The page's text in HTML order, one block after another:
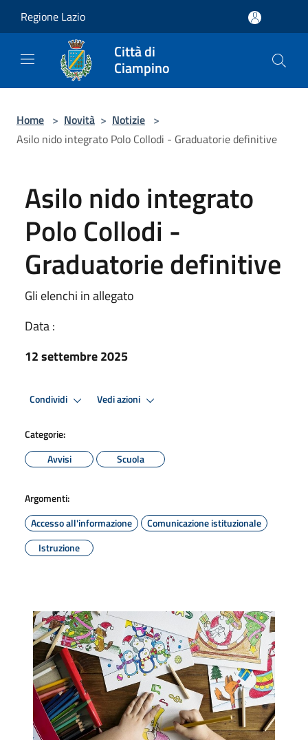
Regione Lazio
Città di
Ciampino
Home > Novità > Notizie >
Asilo nido integrato Polo Collodi - Graduatorie definitive
Asilo nido integrato
Polo Collodi -
Graduatorie definitive
Gli elenchi in allegato
Data :
12 settembre 2025
Condividi Vedi azioni
Categorie:
Avvisi
Scuola
Argomenti:
Accesso all'informazione
Comunicazione istituzionale
Istruzione